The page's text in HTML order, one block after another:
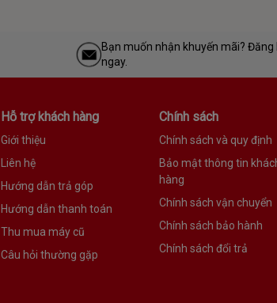
Bạn muốn nhận khuyến mãi? Đăng
ngay.
Hỗ trợ khách hàng
Giới thiệu
Liên hệ
Hướng dẫn trả góp
Hướng dẫn thanh toán
Thu mua máy cũ
Câu hỏi thường gặp
Chính sách
Chính sách và quy định
Bảo mật thông tin
hàng
Chính sách vận chuyển
Chính sách bảo hành
Chính sách đổi trả